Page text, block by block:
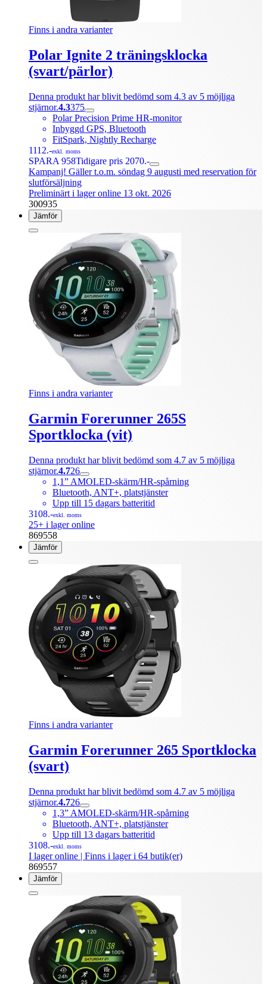
Finns i andra varianter
Polar Ignite 2 träningsklocka
(svart/pärlor)
Denna produkt har blivit bedömd som 4.3 av 5 möjliga
stjärnor.4.3375
Polar Precision Prime HR-monitor
Inbyggd GPS, Bluetooth
FitSpark, Nightly Recharge
1112.-exkl. moms
SPARA 958Tidigare pris 2070.-
Kampanj! Gäller t.o.m. söndag 9 augusti med reservation för
slutförsäljning
Preliminärt i lager online 13 okt. 2026
300935
Jämför
Finns i andra varianter
Garmin Forerunner 265S
Sportklocka (vit)
Denna produkt har blivit bedömd som 4.7 av 5 möjliga
stjärnor.4.726
1,1” AMOLED-skärm/HR-spårning
Bluetooth, ANT+, platstjänster
Upp till 15 dagars batteritid
3108.-exkl. moms
25+ i lager online
869558
Jämför
Finns i andra varianter
Garmin Forerunner 265 Sportklocka
(svart)
Denna produkt har blivit bedömd som 4.7 av 5 möjliga
stjärnor.4.726
1,3” AMOLED-skärm/HR-spårning
Bluetooth, ANT+, platstjänster
Upp till 13 dagars batteritid
3108.-exkl. moms
I lager online | Finns i lager i 64 butik(er)
869557
Jämför